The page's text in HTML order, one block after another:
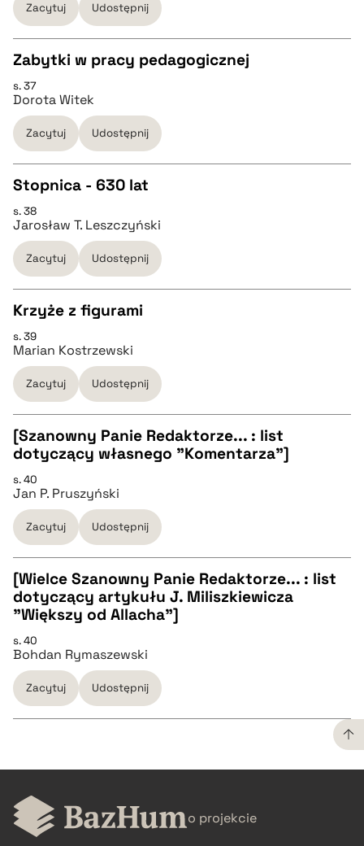
pobierz cytat
BIBTEX
pobierz cytat
Zacytuj Udostępnij
CZYSTY TEKST
pobierz cytat
BIBTEX
pobierz cytat
Zabytki w pracy pedagogicznej
s. 37
Dorota Witek
Zacytuj Udostępnij
CZYSTY TEKST
pobierz cytat
BIBTEX
pobierz cytat
Stopnica - 630 lat
s. 38
Jarosław T. Leszczyński
Zacytuj Udostępnij
CZYSTY TEKST
pobierz cytat
BIBTEX
Krzyże z figurami
s. 39
Marian Kostrzewski
Zacytuj Udostępnij
CZYSTY TEKST
pobierz cytat
BIBTEX
pobierz cytat
[Szanowny Panie Redaktorze... : list
dotyczący własnego "Komentarza"]
s. 40
Jan P. Pruszyński
Zacytuj Udostępnij
CZYSTY TEKST
pobierz cytat
BIBTEX
[Wielce Szanowny Panie Redaktorze... : list
dotyczący artykułu J. Miliszkiewicza
"Większy od Allacha"]
s. 40
Bohdan Rymaszewski
Zacytuj Udostępnij
CZYSTY TEKST
pobierz cytat o projekcie